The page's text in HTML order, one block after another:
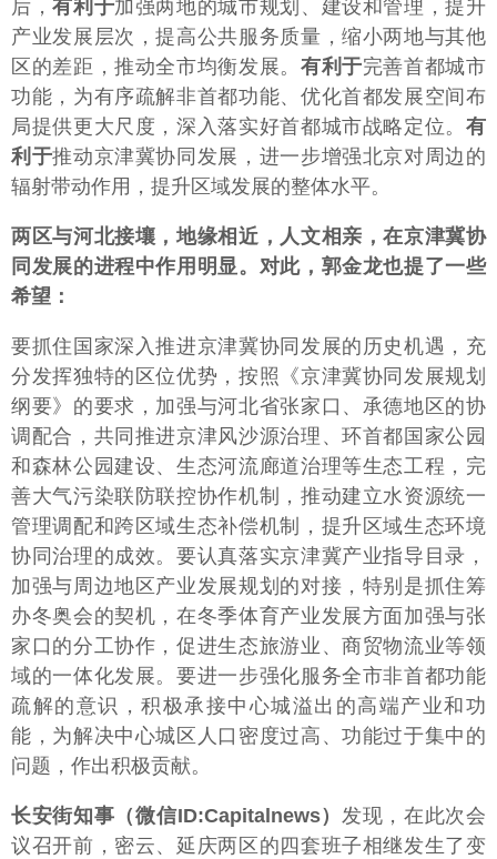
后，有利于加强两地的城市规划、建设和管理，提升
产业发展层次，提高公共服务质量，缩小两地与其他
区的差距，推动全市均衡发展。 有利于完善首都城市
功能，为有序疏解非首都功能、优化首都发展空间布
局提供更大尺度，深入落实好首都城市战略定位。 有
利于推动京津冀协同发展，进一步增强北京对周边的
辐射带动作用，提升区域发展的整体水平。
两区与河北接壤，地缘相近，人文相亲，在京津冀协
同发展的进程中作用明显。对此，郭金龙也提了一些
希望：
要抓住国家深入推进京津冀协同发展的历史机遇，充
分发挥独特的区位优势，按照《京津冀协同发展规划
纲要》的要求，加强与河北省张家口、承德地区的协
调配合，共同推进京津风沙源治理、环首都国家公园
和森林公园建设、生态河流廊道治理等生态工程，完
善大气污染联防联控协作机制，推动建立水资源统一
管理调配和跨区域生态补偿机制，提升区域生态环境
协同治理的成效。要认真落实京津冀产业指导目录，
加强与周边地区产业发展规划的对接，特别是抓住筹
办冬奥会的契机，在冬季体育产业发展方面加强与张
家口的分工协作，促进生态旅游业、商贸物流业等领
域的一体化发展。要进一步强化服务全市非首都功能
疏解的意识，积极承接中心城溢出的高端产业和功
能，为解决中心城区人口密度过高、功能过于集中的
问题，作出积极贡献。
长安街知事（微信ID:Capitalnews） 发现，在此次会
议召开前，密云、延庆两区的四套班子相继发生了变